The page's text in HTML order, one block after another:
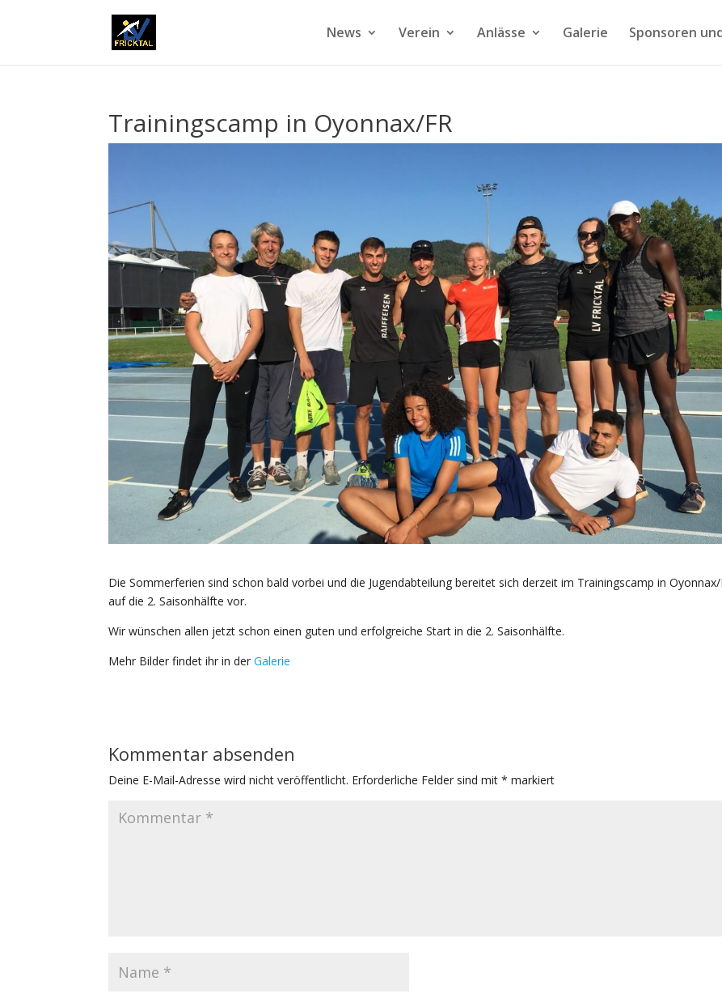
News Verein Anlässe Galerie Sponsoren
Trainingscamp in Oyonnax/FR
Die Sommerferien sind schon bald vorbei und die Jugendabteilung bereitet sich derzeit im Trainingscamp in Oyonnax/
auf die 2. Saisonhälfte vor.
Wir wünschen allen jetzt schon einen guten und erfolgreiche Start in die 2. Saisonhälfte.
Mehr Bilder findet ihr in derGalerie
Kommentar absenden
Deine E-Mail-Adresse wird nicht veröffentlicht. Erforderliche Felder sind mit* markiert